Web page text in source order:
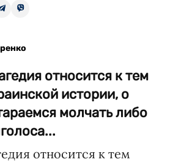
относится к тем
истории, о
молчать либо
относится к тем